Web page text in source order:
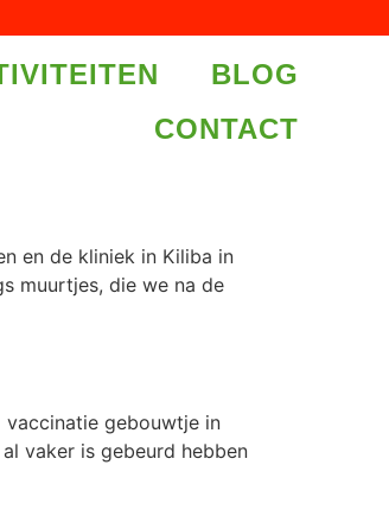
BLOG
CONTACT
en de kliniek in Kiliba in
muurtjes, die we na de
gebouwtje in
vaker is gebeurd hebben